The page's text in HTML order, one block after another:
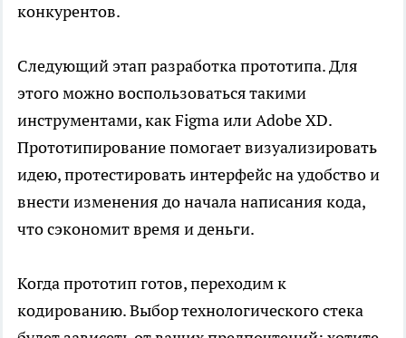
конкурентов.
Следующий этап разработка прототипа. Для
этого можно воспользоваться такими
инструментами, как Figma или Adobe XD.
Прототипирование помогает визуализировать
идею, протестировать интерфейс на удобство и
внести изменения до начала написания кода,
что сэкономит время и деньги.
Когда прототип готов, переходим к
кодированию. Выбор технологического стека